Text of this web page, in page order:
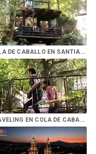
COLA DE CABALLO EN SANTIAGO NUEVO LEON
TRAVELING EN COLA DE CABALLO